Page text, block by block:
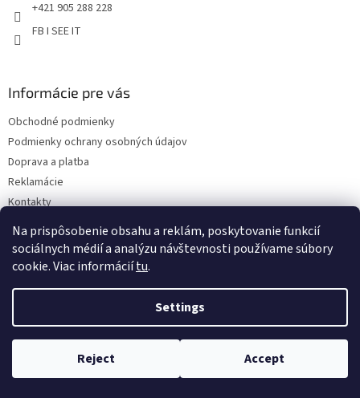
Na prispôsobenie obsahu a reklám, poskytovanie funkcií
sociálnych médií a analýzu návštevnosti používame súbory
cookie. Viac informáciítu.
Settings
Reject Accept
+421 905 288 228
FB I SEE IT
Informácie pre vás
Obchodné podmienky
Podmienky ochrany osobných údajov
Doprava a platba
Reklamácie
Kontakty
Eshop ISEEIT. All rights reserved.
settings